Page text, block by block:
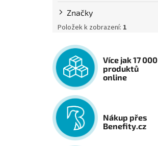
Značky
Položek k zobrazení: 1
Více jak 17 000
produktů
online
Nákup přes
Benefity.cz